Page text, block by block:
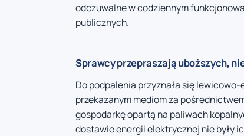
odczuwalne w codziennym
publicznych.
Sprawcy przepraszają uboższych,
Do podpalenia przyznała się
przekazanym mediom za
gospodarkę opartą na paliwach
dostawie energii elektrycznej nie były